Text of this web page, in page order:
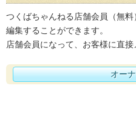
つくばちゃんねる店舗会員（無
編集することができます。
店舗会員になって、お客様に直
オー